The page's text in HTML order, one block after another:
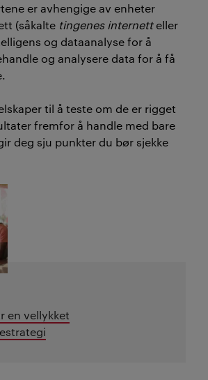
er avhengige av enheter
(såkalte tingenes internetteller
og dataanalyse for å
og analysere data for å få
til å teste om de er rigget
fremfor å handle med bare
deg sju punkter du bør sjekke
en vellykket